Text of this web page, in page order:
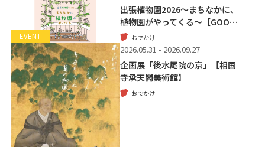
EVENT
出張植物園2026～まちなかに、
植物園がやってくる～【GOO…
おでかけ
2026.05.31 - 2026.09.27
企画展「後水尾院の京」【相国
寺承天閣美術館】
おでかけ